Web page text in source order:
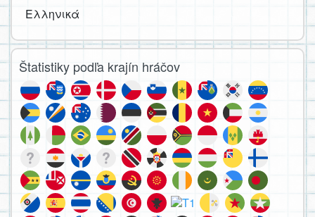
Ελληνικά
Štatistiky podľa krajín hráčov